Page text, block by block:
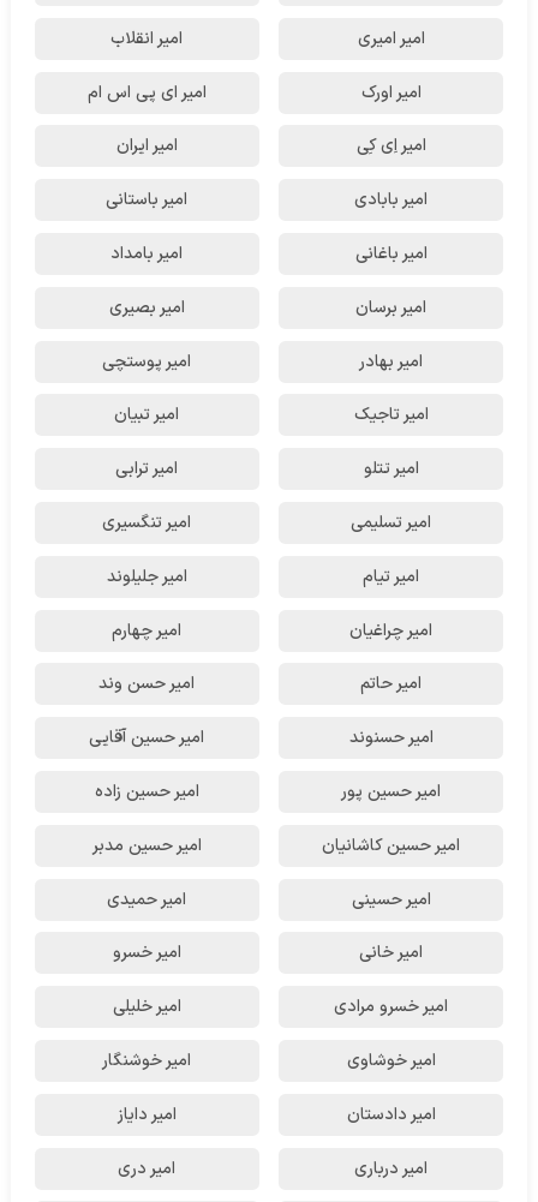
امیر امیری امیر انقلاب
امیر اورک امیر ای پی اس ام
امیر اِی کِی امیر ایران
امیر بابادی امیر باستانی
امیر باغانی امیر بامداد
امیر برسان امیر بصیری
امیر بهادر امیر پوستچی
امیر تاجیک امیر تبیان
امیر تتلو امیر ترابی
امیر تسلیمی امیر تنگسیری
امیر تیام امیر جلیلوند
امیر چراغیان امیر چهارم
امیر حاتم امیر حسن وند
امیر حسنوند امیر حسین آقایی
امیر حسین پور امیر حسین زاده
امیر حسین کاشانیان امیر حسین مدبر
امیر حسینی امیر حمیدی
امیر خانی امیر خسرو
امیر خسرو مرادی امیر خلیلی
امیر خوشاوی امیر خوشنگار
امیر دادستان امیر دایاز
امیر درباری امیر دری